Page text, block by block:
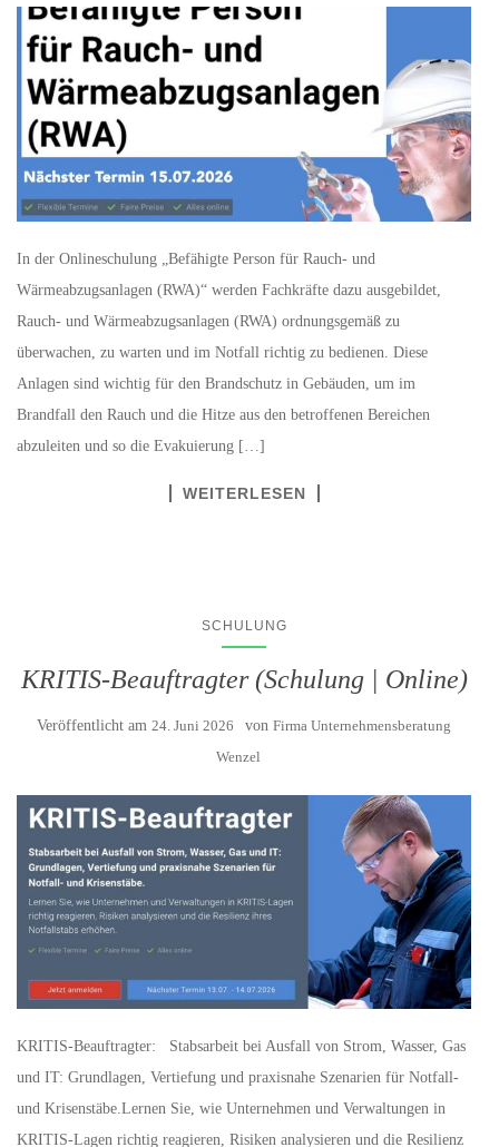
In der Onlineschulung „Befähigte Person für Rauch- und
Wärmeabzugsanlagen (RWA)“ werden Fachkräfte dazu ausgebildet,
Rauch- und Wärmeabzugsanlagen (RWA) ordnungsgemäß zu
überwachen, zu warten und im Notfall richtig zu bedienen. Diese
Anlagen sind wichtig für den Brandschutz in Gebäuden, um im
Brandfall den Rauch und die Hitze aus den betroffenen Bereichen
abzuleiten und so die Evakuierung […]
WEITERLESEN
SCHULUNG
KRITIS-Beauftragter (Schulung | Online)
Veröffentlicht am 24. Juni 2026 von Firma Unternehmensberatung
Wenzel
KRITIS-Beauftragter: Stabsarbeit bei Ausfall von Strom, Wasser, Gas
und IT: Grundlagen, Vertiefung und praxisnahe Szenarien für Notfall-
und Krisenstäbe.Lernen Sie, wie Unternehmen und Verwaltungen in
KRITIS-Lagen richtig reagieren, Risiken analysieren und die Resilienz